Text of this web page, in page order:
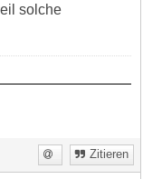
solche
Zitieren